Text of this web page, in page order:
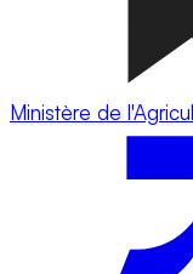
Ministère de